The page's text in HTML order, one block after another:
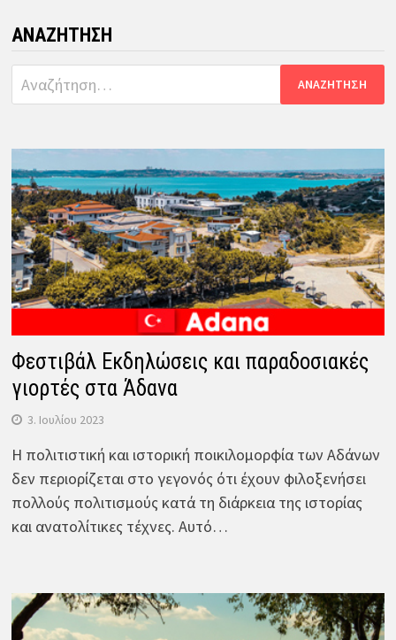
ΑΝΑΖΉΤΗΣΗ
Αναζήτηση
για:
Φεστιβάλ Εκδηλώσεις και παραδοσιακές
γιορτές στα Άδανα
3. Ιουλίου 2023
Η πολιτιστική και ιστορική ποικιλομορφία των Αδάνων
δεν περιορίζεται στο γεγονός ότι έχουν φιλοξενήσει
πολλούς πολιτισμούς κατά τη διάρκεια της ιστορίας
και ανατολίτικες τέχνες. Αυτό…